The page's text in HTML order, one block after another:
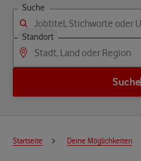
Suche
Standort
Suche
Startseite Deine Möglichkeiten